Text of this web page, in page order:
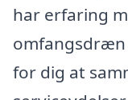
har erfaring
omfangsdræn
for dig at